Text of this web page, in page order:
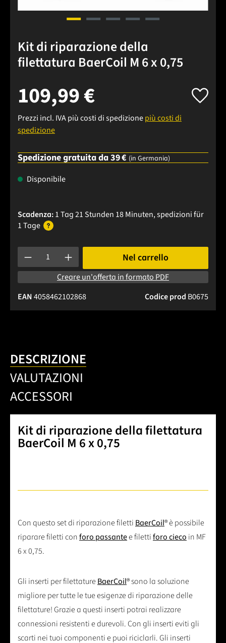
Kit di riparazione della
filettatura BaerCoil M 6 x 0,75
109,99 €
Prezzi incl. IVA più costi di spedizionepiù costi di
spedizione
Spedizione gratuita da 39 € (in Germania)
Disponibile
Scadenza:1 Tag 21 Stunden 18 Minuten, spedizionifür
1 Tage
Quantità del prodotto: inserisci la quantità desiderata o
Nel carrello
Creare un'offerta in formato PDF
Codice prod B0675
EAN4058462102868
DESCRIZIONE
VALUTAZIONI
ACCESSORI
Kit di riparazione della filettatura
BaerCoil M 6 x 0,75
Con questo set di riparazione filetti BaerCoil® è possibile
riparare filetti conforo passantee filettiforo cieco in MF
6 x 0,75.
Gli inserti per filettatureBaerCoil® sono la soluzione
migliore per tutte le tue esigenze di riparazione delle
filettature! Grazie a questi inserti potrai realizzare
connessioni resistenti e durevoli. Con gli inserti eviti gli
scarti nei tuoi componenti e puoi riciclarli. Gli inserti